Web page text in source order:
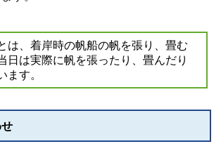
は、着岸時の帆船の帆を張り、畳む
日は実際に帆を張ったり、畳んだり
ます。